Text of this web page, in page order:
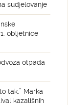
sudjelovanje
obljetnice
otpada
tak.” Marka
kazališnih